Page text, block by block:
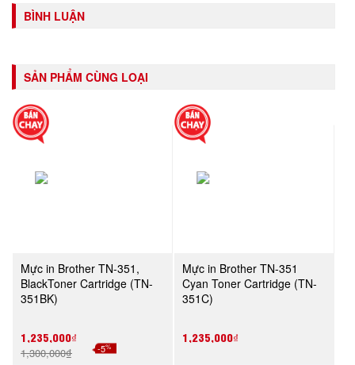
BÌNH LUẬN
SẢN PHẨM CÙNG LOẠI
Mực in Brother TN-351,
BlackToner Cartridge (TN-
351BK)
1,235,000₫
1,300,000₫ -5%
Mực in Brother TN-351
Cyan Toner Cartridge (TN-
351C)
1,235,000₫